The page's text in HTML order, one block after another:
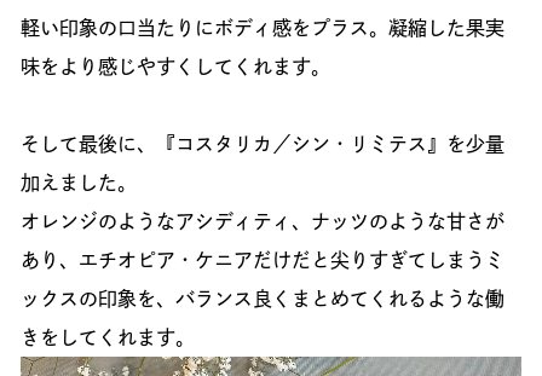
軽い印象の口当たりにボディ感をプラス。凝縮した果実
味をより感じやすくしてくれます。
そして最後に、『コスタリカ／シン・リミテス』を少量
加えました。
オレンジのようなアシディティ、ナッツのような甘さが
あり、エチオピア・ケニアだけだと尖りすぎてしまうミ
ックスの印象を、バランス良くまとめてくれるような働
きをしてくれます。